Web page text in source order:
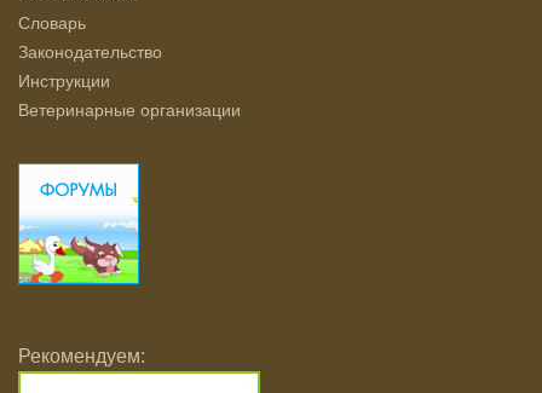
Словарь
Законодательство
Инструкции
Ветеринарные организации
Рекомендуем: